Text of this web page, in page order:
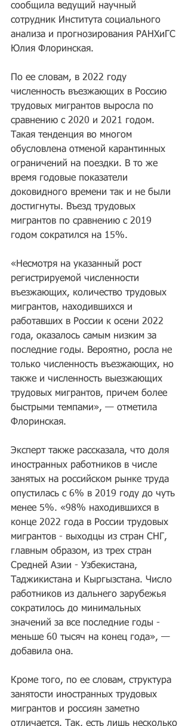
сообщила ведущий научный
сотрудник Института социального
анализа и прогнозирования РАНХиГС
Юлия Флоринская.
По ее словам, в 2022 году
численность въезжающих в Россию
трудовых мигрантов выросла по
сравнению с 2020 и 2021 годом.
Такая тенденция во многом
обусловлена отменой карантинных
ограничений на поездки. В то же
время годовые показатели
доковидного времени так и не были
достигнуты. Въезд трудовых
мигрантов по сравнению с 2019
годом сократился на 15%.
«Несмотря на указанный рост
регистрируемой численности
въезжающих, количество трудовых
мигрантов, находившихся и
работавших в России к осени 2022
года, оказалось самым низким за
последние годы. Вероятно, росла не
только численность въезжающих, но
также и численность выезжающих
трудовых мигрантов, причем более
быстрыми темпами», — отметила
Флоринская.
Эксперт также рассказала, что доля
иностранных работников в числе
занятых на российском рынке труда
опустилась с 6% в 2019 году до чуть
менее 5%. «98% находившихся в
конце 2022 года в России трудовых
мигрантов - выходцы из стран СНГ,
главным образом, из трех стран
Средней Азии - Узбекистана,
Таджикистана и Кыргызстана. Число
работников из дальнего зарубежья
сократилось до минимальных
значений за все последние годы -
меньше 60 тысяч на конец года», —
добавила она.
Кроме того, по ее словам, структура
занятости иностранных трудовых
мигрантов и россиян заметно
отличается. Так, есть лишь несколько